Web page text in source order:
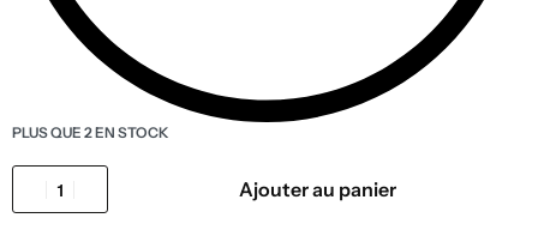
PLUS QUE 2 EN STOCK
Ajouter au panier